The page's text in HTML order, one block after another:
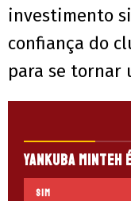
investimento
confiança do
para se tornar
Yankuba Minteh
Sim